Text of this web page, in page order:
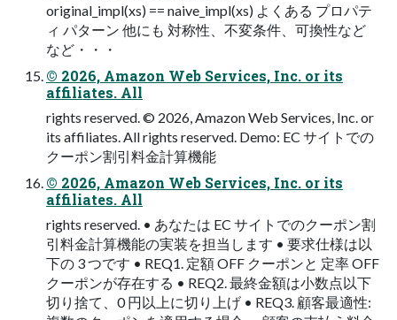
original_impl(xs) == naive_impl(xs) よくある プロパテ
ィ パターン 他にも 対称性、不変条件、可換性など
など・・・
© 2026, Amazon Web Services, Inc. or its
affiliates. All
rights reserved. © 2026, Amazon Web Services, Inc. or
its affiliates. All rights reserved. Demo: EC サイトでの
クーポン割引料⾦計算機能
© 2026, Amazon Web Services, Inc. or its
affiliates. All
rights reserved. • あなたは EC サイトでのクーポン割
引料⾦計算機能の実装を担当します • 要求仕様は以
下の 3 つです • REQ1. 定額 OFF クーポンと 定率 OFF
クーポンが存在する • REQ2. 最終⾦額は⼩数点以下
切り捨て、0 円以上に切り上げ • REQ3. 顧客最適性: